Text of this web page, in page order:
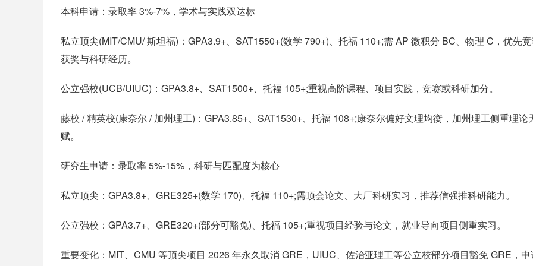
本科申请：录取率 3%-7%，学术与实践双达标
私立顶尖(MIT/CMU/ 斯坦福)：GPA3.9+、SAT1550+(数学 790+)、托福 110+;需 AP 微积分 BC、物理 C，优先
获奖与科研经历。
公立强校(UCB/UIUC)：GPA3.8+、SAT1500+、托福 105+;重视高阶课程、项目实践，竞赛或科研加分。
藤校 / 精英校(康奈尔 / 加州理工)：GPA3.85+、SAT1530+、托福 108+;康奈尔偏好文理均衡，加州理工侧重理论
赋。
研究生申请：录取率 5%-15%，科研与匹配度为核心
私立顶尖：GPA3.8+、GRE325+(数学 170)、托福 110+;需顶会论文、大厂科研实习，推荐信强推科研能力。
公立强校：GPA3.7+、GRE320+(部分可豁免)、托福 105+;重视项目经验与论文，就业导向项目侧重实习。
重要变化：MIT、CMU 等顶尖项目 2026 年永久取消 GRE，UIUC、佐治亚理工等公立校部分项目豁免 GRE，